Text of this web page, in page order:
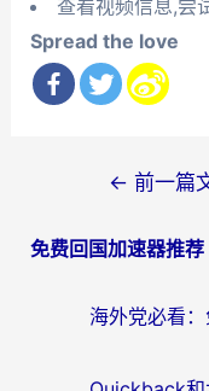
查看视频信息,尝
Spread the love
导
← 前一篇
免费回国加速器推荐